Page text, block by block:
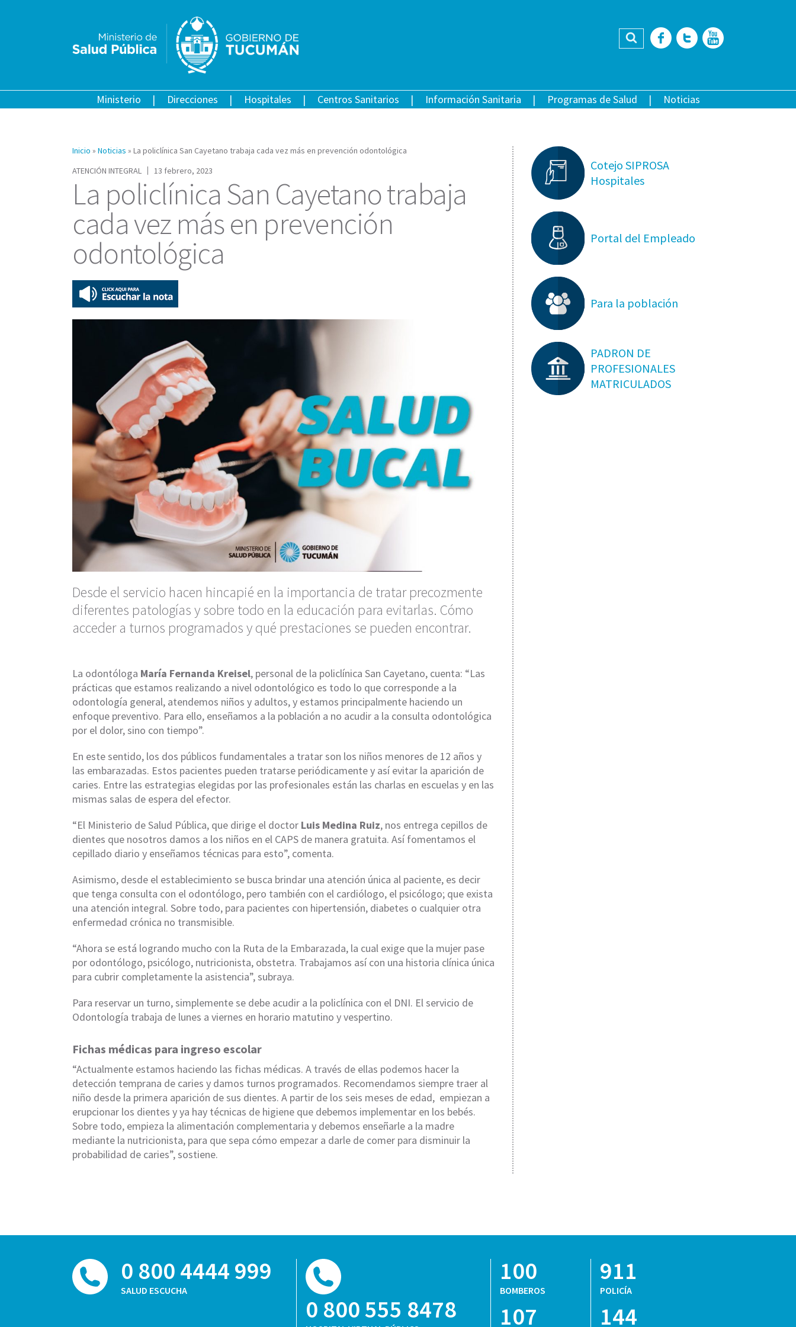
Buscar Facebook
Twitter
Ministerio Direcciones Hospitales Centros Sanitarios Información Sanitaria Programas de Salud Noticias
Inicio » Noticias » La policlínica San Cayetano trabaja cada vez más en prevención odontológica
ATENCIÓN INTEGRAL
13 febrero, 2023
La policlínica San Cayetano trabaja
cada vez más en prevención
odontológica
Desde el servicio hacen hincapié en la importancia de tratar precozmente
diferentes patologías y sobre todo en la educación para evitarlas. Cómo
acceder a turnos programados y qué prestaciones se pueden encontrar.
La odontóloga María Fernanda Kreisel, personal de la policlínica San Cayetano, cuenta: “Las
prácticas que estamos realizando a nivel odontológico es todo lo que corresponde a la
odontología general, atendemos niños y adultos, y estamos principalmente haciendo un
enfoque preventivo. Para ello, enseñamos a la población a no acudir a la consulta odontológica
por el dolor, sino con tiempo”.
En este sentido, los dos públicos fundamentales a tratar son los niños menores de 12 años y
las embarazadas. Estos pacientes pueden tratarse periódicamente y así evitar la aparición de
caries. Entre las estrategias elegidas por las profesionales están las charlas en escuelas y en las
mismas salas de espera del efector.
“El Ministerio de Salud Pública, que dirige el doctor Luis Medina Ruiz, nos entrega cepillos de
dientes que nosotros damos a los niños en el CAPS de manera gratuita. Así fomentamos el
cepillado diario y enseñamos técnicas para esto”, comenta.
Asimismo, desde el establecimiento se busca brindar una atención única al paciente, es decir
que tenga consulta con el odontólogo, pero también con el cardiólogo, el psicólogo; que exista
una atención integral. Sobre todo, para pacientes con hipertensión, diabetes o cualquier otra
enfermedad crónica no transmisible.
“Ahora se está logrando mucho con la Ruta de la Embarazada, la cual exige que la mujer pase
por odontólogo, psicólogo, nutricionista, obstetra. Trabajamos así con una historia clínica única
para cubrir completamente la asistencia”, subraya.
Para reservar un turno, simplemente se debe acudir a la policlínica con el DNI. El servicio de
Odontología trabaja de lunes a viernes en horario matutino y vespertino.
Fichas médicas para ingreso escolar
“Actualmente estamos haciendo las fichas médicas. A través de ellas podemos hacer la
detección temprana de caries y damos turnos programados. Recomendamos siempre traer al
niño desde la primera aparición de sus dientes. A partir de los seis meses de edad, empiezan a
erupcionar los dientes y ya hay técnicas de higiene que debemos implementar en los bebés.
Sobre todo, empieza la alimentación complementaria y debemos enseñarle a la madre
mediante la nutricionista, para que sepa cómo empezar a darle de comer para disminuir la
probabilidad de caries”, sostiene.
Cotejo SIPROSA
Hospitales
Portal del Empleado
Para la población
PADRON DE
PROFESIONALES
MATRICULADOS
0 800 4444 999
SALUD ESCUCHA
0 800 555 8478
100
BOMBEROS
107
911
POLICÍA
144